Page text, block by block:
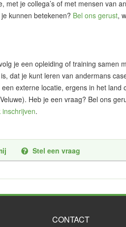
met je collega’s of met mensen van
kunnen betekenen? Bel ons gerust,
je een opleiding of training samen
dat je kunt leren van andermans
externe locatie, ergens in het land
Heb je een vraag? Bel ons
inschrijven.
Stel een vraag
CONTACT